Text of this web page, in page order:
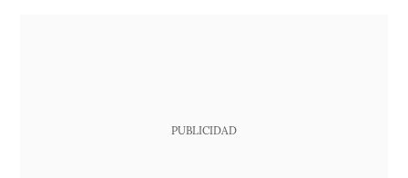
PUBLICIDAD